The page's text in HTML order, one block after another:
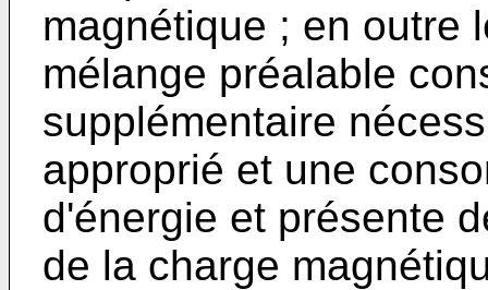
magnétique ; en outre
mélange préalable
supplémentaire
approprié et une
d'énergie et présente
de la charge